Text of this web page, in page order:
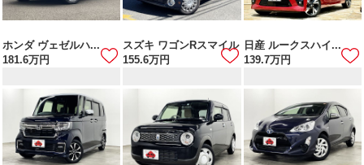
ホンダ ヴェゼルハ...
181.6万円
スズキ ワゴンRスマイル
155.6万円
日産 ルークスハイ...
139.7万円